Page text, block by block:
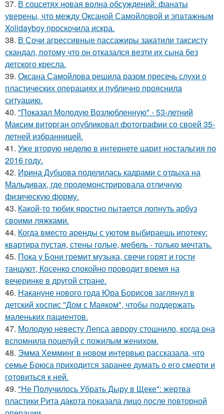
37. В соцсетях новая волна обсуждений: фанаты
уверены, что между Оксаной Самойловой и эпатажным
Xolidayboy проскочила искра.
38. В Сочи агрессивные пассажиры закатили таксисту
скандал, потому что он отказался везти их сына без
детского кресла.
39. Оксана Самойлова решила разом пресечь слухи о
пластических операциях и публично прояснила
ситуацию.
40. "Показал Молодую Возлюбленную" - 53-летний
Максим виторган опубликовал фотографии со своей 35-
летней избранницей.
41. Уже вторую неделю в интернете царит ностальгия по
2016 году.
42. Ирина Дубцова поделилась кадрами с отдыха на
Мальдивах, где продемонстрировала отличную
физическую форму.
43. Какой-то тюбик яростно пытается лопнуть арбуз
своими ляжками.
44. Когда вместо аренды с уютом выбираешь ипотеку:
квартира пустая, стены голые, мебель - только мечтать.
45. Пока у Бони гремит музыка, свечи горят и гости
танцуют, Косенко спокойно проводит время на
вечеринке в другой стране.
46. Накануне нового года Юра Борисов заглянул в
детский хоспис "Дом с Маяком", чтобы поддержать
маленьких пациентов.
47. Молодую невесту Лепса аврору стошнило, когда она
вспомнила поцелуй с пожилым женихом.
48. Эмма Хемминг в новом интервью рассказала, что
семье Брюса приходится заранее думать о его смерти и
готовиться к ней.
49. "Не Получилось Убрать Дыру в Щеке": жертва
пластики Рита дакота показала лицо после повторной